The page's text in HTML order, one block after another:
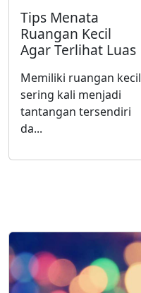
Tips Menata
Ruangan Kecil
Agar Terlihat Luas
Memiliki ruangan kecil
sering kali menjadi
tantangan tersendiri
da...